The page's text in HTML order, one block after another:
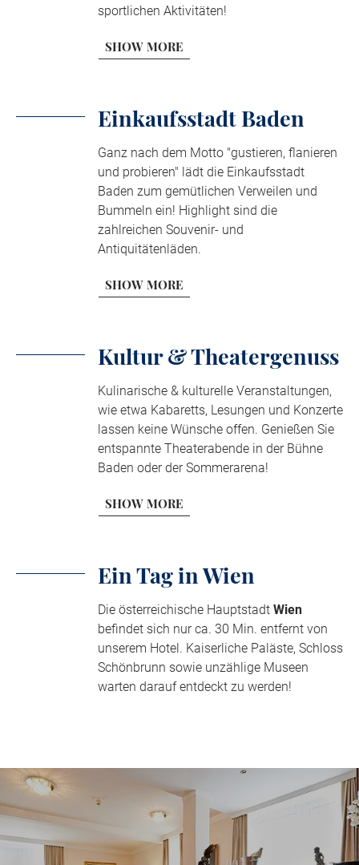
sportlichen Aktivitäten!
SHOW MORE
Einkaufsstadt Baden
Ganz nach dem Motto "gustieren, flanieren
und probieren" lädt die Einkaufsstadt
Baden zum gemütlichen Verweilen und
Bummeln ein! Highlight sind die
zahlreichen Souvenir- und
Antiquitätenläden.
SHOW MORE
Kultur & Theatergenuss
Kulinarische & kulturelle Veranstaltungen,
wie etwa Kabaretts, Lesungen und Konzerte
lassen keine Wünsche offen. Genießen Sie
entspannte Theaterabende in der Bühne
Baden oder der Sommerarena!
SHOW MORE
Ein Tag in Wien
Die österreichische Hauptstadt Wien
befindet sich nur ca. 30 Min. entfernt von
unserem Hotel. Kaiserliche Paläste, Schloss
Schönbrunn sowie unzählige Museen
warten darauf entdeckt zu werden!